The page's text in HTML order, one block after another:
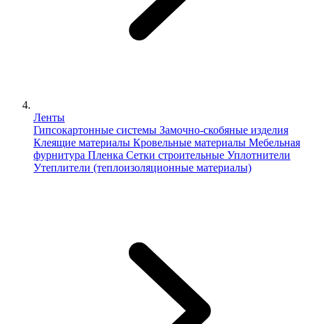
Ленты
Гипсокартонные системы Замочно-скобяные изделия
Клеящие материалы Кровельные материалы Мебельная
фурнитура Пленка Сетки строительные Уплотнители
Утеплители (теплоизоляционные материалы)